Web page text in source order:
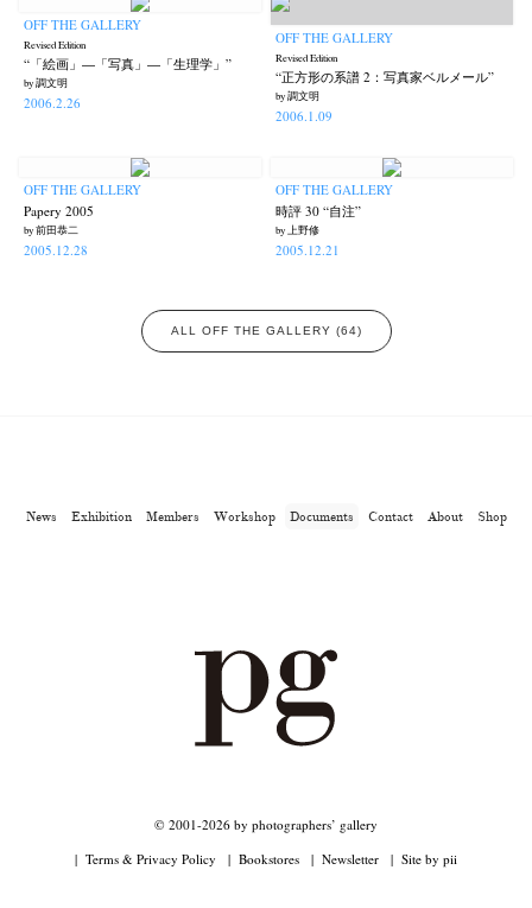
OFF THE GALLERY
Revised Edition
“「絵画」―「写真」―「生理学」”
by 調文明
2006.2.26
OFF THE GALLERY
Revised Edition
“正方形の系譜 2：写真家ベルメール”
by 調文明
2006.1.09
OFF THE GALLERY
Papery 2005
by 前田恭二
2005.12.28
OFF THE GALLERY
時評 30 “自注”
by 上野修
2005.12.21
ALL OFF THE GALLERY (64)
News Exhibition Members Workshop Documents Contact About Shop
© 2001-2026 by photographers’ gallery
Terms & Privacy Policy
Bookstores Newsletter Site by pii